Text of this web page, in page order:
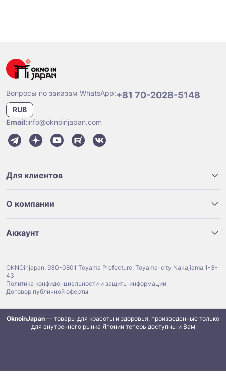
Вопросы по заказам WhatsApp:+81 70-2028-5148
RUB
Email:info@oknoinjapan.com
Для клиентов
О компании
Аккаунт
OKNOinjapan, 930-0801 Toyama Prefecture, Toyama-city Nakajiama 1-3-
43
Политика конфиденциальности и защиты информации
Договор публичной оферты
OknoinJapan — товары для красоты и здоровья, произведенные только
для внутреннего рынка Японии теперь доступны и Вам